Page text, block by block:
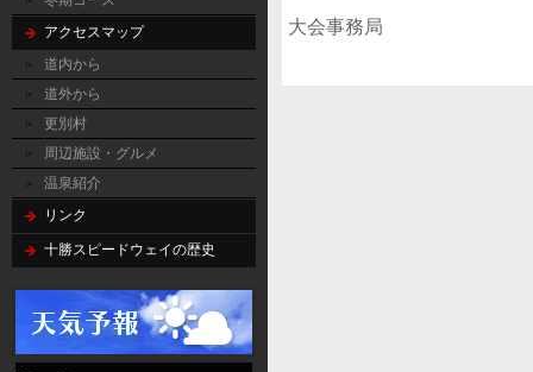
アクセスマップ
道内から
道外から
更別村
周辺施設・グルメ
温泉紹介
リンク
十勝スピードウェイの歴史
大会事務局